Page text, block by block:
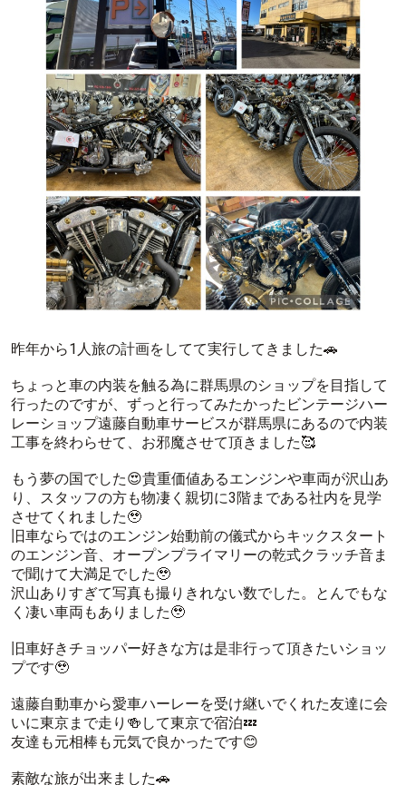
昨年から1人旅の計画をしてて実行してきました🚗
ちょっと車の内装を触る為に群馬県のショップを目指して
行ったのですが、ずっと行ってみたかったビンテージハー
レーショップ遠藤自動車サービスが群馬県にあるので内装
工事を終わらせて、お邪魔させて頂きました🥰
もう夢の国でした😍貴重価値あるエンジンや車両が沢山あ
り、スタッフの方も物凄く親切に3階まである社内を見学
させてくれました🥹
旧車ならではのエンジン始動前の儀式からキックスタート
のエンジン音、オープンプライマリーの乾式クラッチ音ま
で聞けて大満足でした🥹
沢山ありすぎて写真も撮りきれない数でした。とんでもな
く凄い車両もありました🥹
旧車好きチョッパー好きな方は是非行って頂きたいショッ
プです🥹
遠藤自動車から愛車ハーレーを受け継いでくれた友達に会
いに東京まで走り🍻して東京で宿泊💤
友達も元相棒も元気で良かったです😊
素敵な旅が出来ました🚗